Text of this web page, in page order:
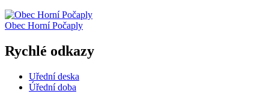
Obec Horní Počaply
Rychlé odkazy
Uřední deska
Úřední doba